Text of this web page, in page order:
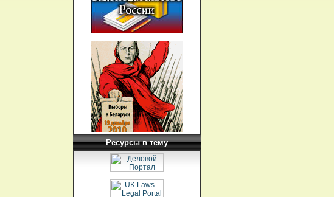
Ресурсы в тему